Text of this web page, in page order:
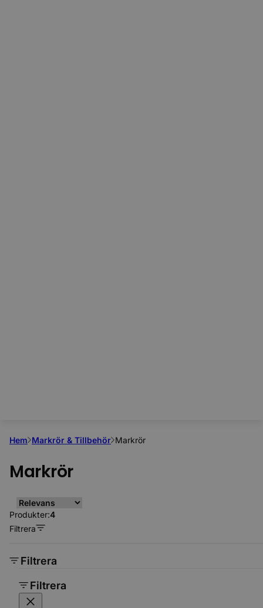
Hem Markrör & Tillbehör Markrör
Markrör
Produkter:4
Filtrera
Filtrera
Filtrera